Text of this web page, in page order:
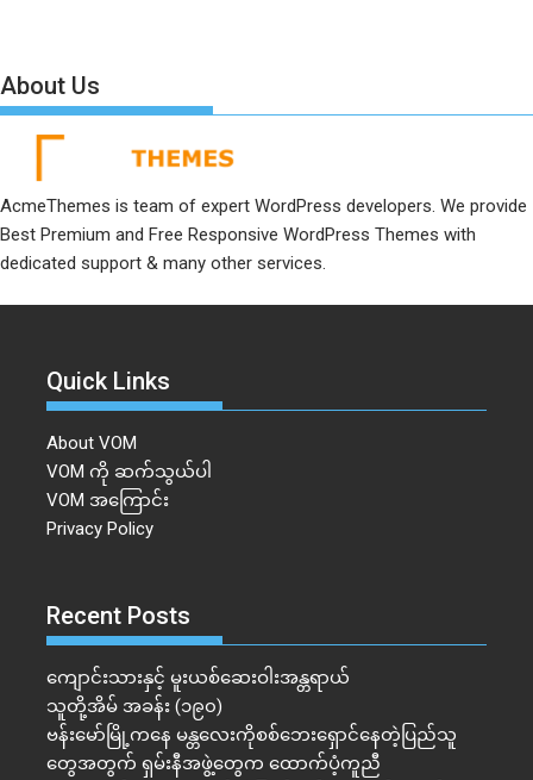
About Us
AcmeThemes is team of expert WordPress developers. We provide
Best Premium and Free Responsive WordPress Themes with
dedicated support & many other services.
Quick Links
About VOM
VOM ကို ဆက်သွယ်ပါ
VOM အကြောင်း
Privacy Policy
Recent Posts
ကျောင်းသားနှင့် မူးယစ်ဆေးဝါးအန္တရာယ်
သူတို့အိမ် အခန်း (၁၉၀)
ဗန်းမော်မြို့ကနေ မန္တလေးကိုစစ်ဘေးရှောင်နေတဲ့ပြည်သူ
တွေအတွက် ရှမ်းနီအဖွဲ့တွေက ထောက်ပံ့ကူညီ